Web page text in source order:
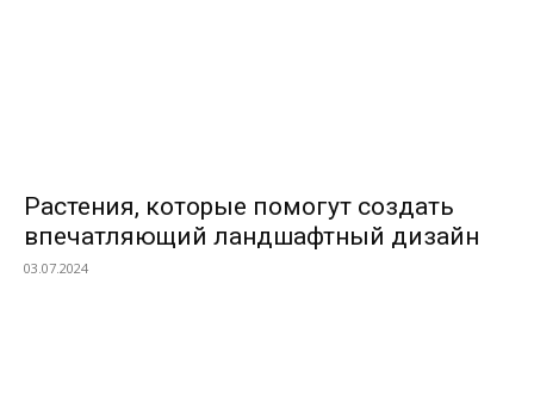
Растения, которые помогут создать
впечатляющий ландшафтный дизайн
03.07.2024